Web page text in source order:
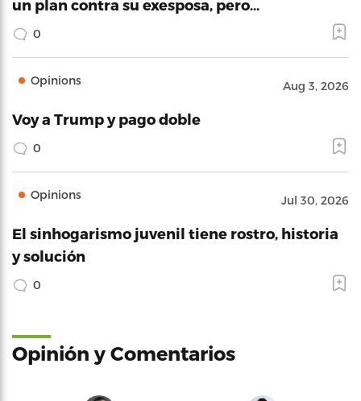
un plan contra su exesposa, pero…
0
Opinions Aug 3, 2026
Voy a Trump y pago doble
0
Opinions Jul 30, 2026
El sinhogarismo juvenil tiene rostro, historia
y solución
0
Opinión y Comentarios